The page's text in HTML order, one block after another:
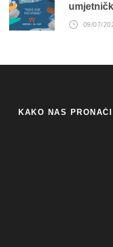
09/07/
KAKO NAS